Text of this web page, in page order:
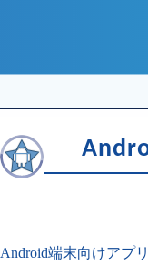
Android端末向けアプ